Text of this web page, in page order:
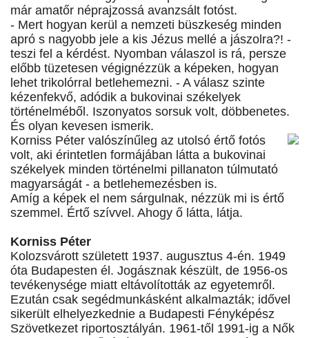
már amatőr néprajzossá avanzsált fotóst.
- Mert hogyan kerül a nemzeti büszkeség minden
apró s nagyobb jele a kis Jézus mellé a jászolra?! -
teszi fel a kérdést. Nyomban válaszol is rá, persze
előbb tüzetesen végignézzük a képeken, hogyan
lehet trikolórral betlehemezni. - A válasz szinte
kézenfekvő, adódik a bukovinai székelyek
történelméből. Iszonyatos sorsuk volt, döbbenetes.
És olyan kevesen ismerik.
Korniss Péter valószínűleg az utolsó értő fotós
volt, aki érintetlen formájában látta a bukovinai
székelyek minden történelmi pillanaton túlmutató
magyarságát - a betlehemezésben is.
Amíg a képek el nem sárgulnak, nézzük mi is értő
szemmel. Értő szívvel. Ahogy ő látta, látja.
Korniss Péter
Kolozsvárott született 1937. augusztus 4-én. 1949
óta Budapesten él. Jogásznak készült, de 1956-os
tevékenysége miatt eltávolították az egyetemről.
Ezután csak segédmunkásként alkalmazták; idővel
sikerült elhelyezkednie a Budapesti Fényképész
Szövetkezet riportosztályán. 1961-től 1991-ig a Nők